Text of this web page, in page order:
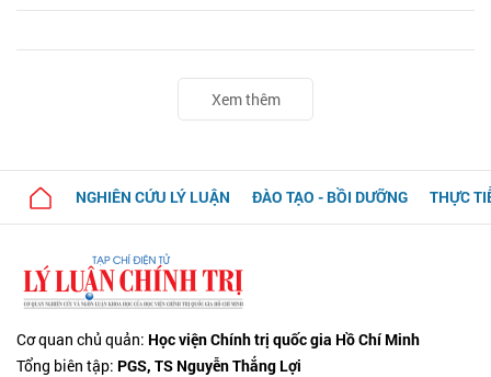
Xem thêm
NGHIÊN CỨU LÝ LUẬN ĐÀO TẠO - BỒI DƯỠNG THỰC
Cơ quan chủ quản: Học viện Chính trị quốc gia Hồ Chí Minh
Tổng biên tập: PGS, TS Nguyễn Thắng Lợi